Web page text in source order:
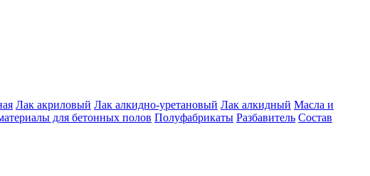
Лак акриловый Лак алкидно-уретановый Лак алкидный Масла и
для бетонных полов Полуфабрикаты Разбавитель Состав